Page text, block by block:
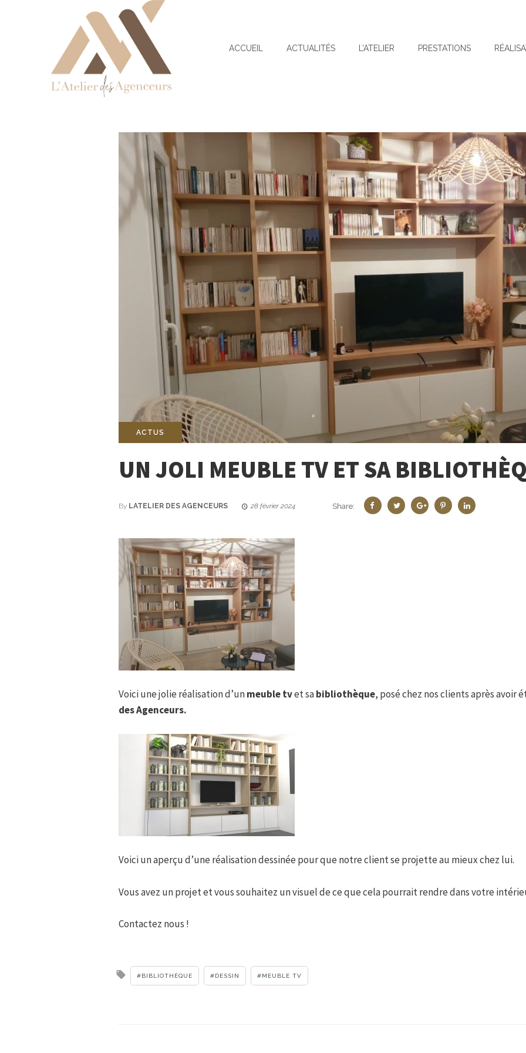
ACCUEIL ACTUALITÉS L’ATELIER PRESTATIONS
ACTUS
UN JOLI MEUBLE TV ET SA
By LATELIER DES AGENCEURS 28 février 2024 Share:
Voici une jolie réalisation d’unmeuble tvet sabibliothèque, posé chez nos clients après avoir
des Agenceurs.
Voici un aperçu d’une réalisation dessinée pour que notre client se projette au mieux chez lui.
Vous avez un projet et vous souhaitez un visuel de ce que cela pourrait rendre dans votre
Contactez nous !
Tagged
BIBLIOTHÈQUE DESSIN MEUBLE TV